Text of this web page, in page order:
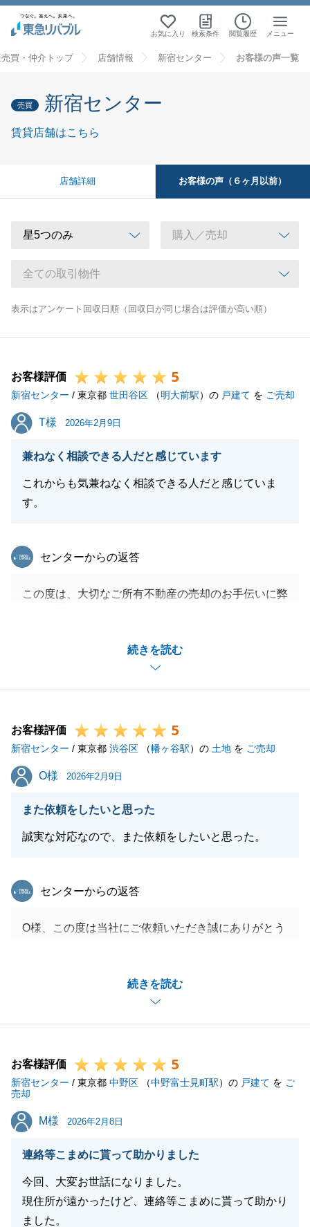
お気に入り 検索条件 閲覧履歴 メニュー
買・仲介トップ 店舗情報 新宿センター お客様の声一覧
売買 新宿センター
賃貸店舗はこちら
店舗詳細 お客様の声（６ヶ月以前）
表示はアンケート回収日順（回収日が同じ場合は評価が高い順）
お客様評価 5
新宿センター / 東京都 世田谷区 （明大前駅）の 戸建て を ご売却
T様
T様 2026年2月9日
兼ねなく相談できる人だと感じています
これからも気兼ねなく相談できる人だと感じていま
す。
続きを読む
東急リバブル
センターからの返答
この度は、大切なご所有不動産の売却のお手伝いに弊
T様のご要望に併せて、ご安心いただけるお取引とな
りました事、大変嬉しく思います。
ら、是非ご用命ください。
今後とも末永くご愛顧賜りますよう、お願い申し上げ
ます。
お客様評価 5
新宿センター / 東京都 渋谷区 （幡ヶ谷駅）の 土地 を ご売却
O様
O様 2026年2月9日
また依頼をしたいと思った
誠実な対応なので、また依頼をしたいと思った。
続きを読む
東急リバブル
センターからの返答
O様、この度は当社にご依頼いただき誠にありがとう
新居での生活の中で我々にお手伝いできることがござ
いましたらお気軽にお申し付けください。
お客様評価 5
新宿センター / 東京都 中野区 （中野富士見町駅）の 戸建て を ご
売却
M様
M様 2026年2月8日
連絡等こまめに貰って助かりました
今回、大変お世話になりました。
現住所が遠かったけど、連絡等こまめに貰って助かり
ました。